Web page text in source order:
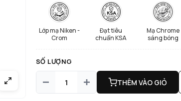
Lớp mạ Niken -
Crom
Đạt tiêu
chuẩn KSA
Mạ Chrome
sáng bóng
SỐ LƯỢNG
THÊM VÀO GIỎ